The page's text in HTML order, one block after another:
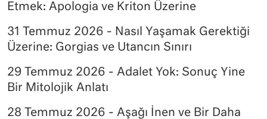
Etmek: Apologia ve Kriton Üzerine
31 Temmuz 2026 - Nasıl Yaşamak Gerektiği
Üzerine: Gorgias ve Utancın Sınırı
29 Temmuz 2026 - Adalet Yok: Sonuç Yine
Bir Mitolojik Anlatı
28 Temmuz 2026 - Aşağı İnen ve Bir Daha